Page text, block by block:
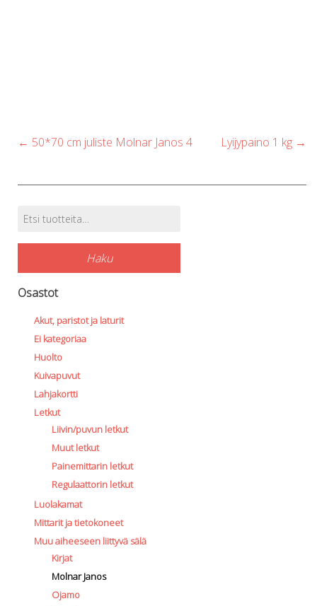
Post
← 50*70 cm juliste Molnar Janos 4 Lyijypaino 1 kg →
Tuotehaku
Etsi:
Haku
Osastot
Akut, paristot ja laturit
Ei kategoriaa
Huolto
Kuivapuvut
Lahjakortti
Letkut
Liivin/puvun letkut
Muut letkut
Painemittarin letkut
Regulaattorin letkut
Luolakamat
Mittarit ja tietokoneet
Muu aiheeseen liittyvä sälä
Kirjat
Molnar Janos
Ojamo